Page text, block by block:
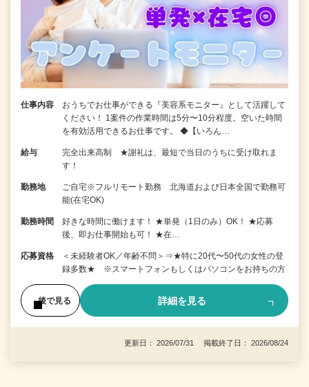
仕事内容
おうちでお仕事ができる『美容系モニター』として活躍して
ください！ 1案件の作業時間は5分〜10分程度。空いた時間
を有効活用できるお仕事です。 ◆【いろん…
給与
完全出来高制 ★謝礼は、最短で当日のうちに受け取れま
す！
勤務地
ご自宅※フルリモート勤務 北海道および日本全国で勤務可
能(在宅OK)
勤務時間
好きな時間に働けます！ ★単発（1日のみ）OK！ ★応募
後、即お仕事開始も可！ ★在…
応募資格
＜未経験者OK／年齢不問＞⇒★特に20代〜50代の女性の登
録多数★ ※スマートフォンもしくはパソコンをお持ちの方
後で見る 詳細を見る
更新日： 2026/07/31 掲載終了日： 2026/08/24